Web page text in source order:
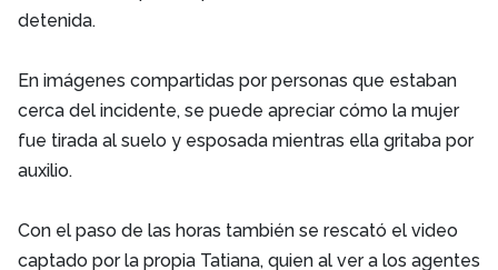
detenida.
En imágenes compartidas por personas que estaban
cerca del incidente, se puede apreciar cómo la mujer
fue tirada al suelo y esposada mientras ella gritaba por
auxilio.
Con el paso de las horas también se rescató el video
captado por la propia Tatiana, quien al ver a los agentes